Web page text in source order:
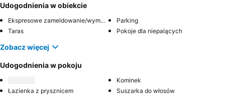
Udogodnienia w obiekcie
Ekspresowe zameldowanie/wymeldowanie
Parking
Taras
Pokoje dla niepalących
Zobacz więcej
Udogodnienia w pokoju
Kominek
Łazienka z prysznicem
Suszarka do włosów